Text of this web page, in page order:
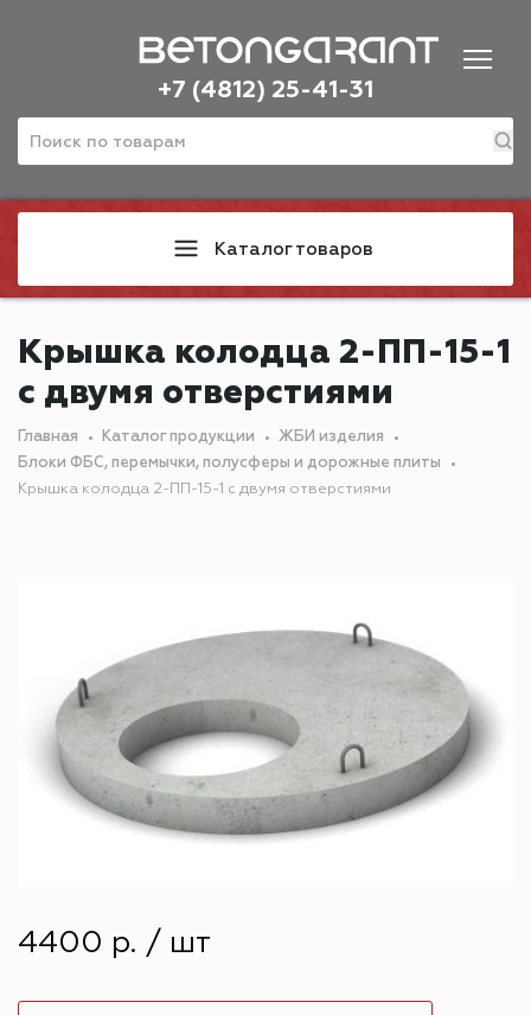
+7 (4812) 25-41-31
Каталог товаров
Крышка колодца 2-ПП-15-1
с двумя отверстиями
Главная Каталог продукции
ЖБИ изделия
Блоки ФБС, перемычки, полусферы и дорожные плиты
Крышка колодца 2-ПП-15-1 с двумя отверстиями
4400 р. / шт